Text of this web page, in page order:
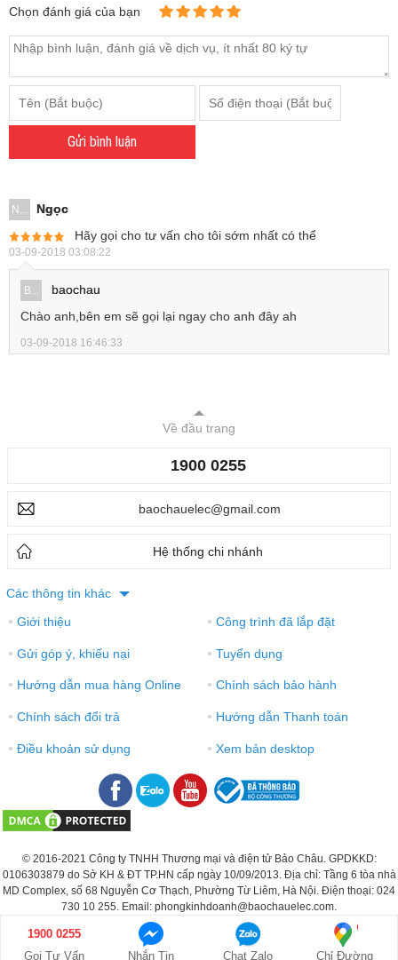
Chọn đánh giá của bạn
Gửi bình luận
N...
Ngọc
Hãy gọi cho tư vấn cho tôi sớm nhất có thể
03-09-2018 03:08:22
B...
baochau
Chào anh,bên em sẽ gọi lại ngay cho anh đây ah
03-09-2018 16:46:33
Về đầu trang
1900 0255
baochauelec@gmail.com
Hệ thống chi nhánh
Các thông tin khác
● Giới thiệu ● Công trình đã lắp đặt
● Gửi góp ý, khiếu nại ● Tuyển dụng
● Hướng dẫn mua hàng Online ● Chính sách bảo hành
● Chính sách đổi trả ● Hướng dẫn Thanh toán
● Điều khoản sử dụng ● Xem bản desktop
© 2016-2021 Công ty TNHH Thương mại và điện tử Bảo Châu. GPDKKD:
0106303879 do Sở KH & ĐT TP.HN cấp ngày 10/09/2013. Địa chỉ: Tầng 6 tòa nhà
MD Complex, số 68 Nguyễn Cơ Thạch, Phường Từ Liêm, Hà Nội. Điện thoại: 024
730 10 255. Email: phongkinhdoanh@baochauelec.com.
1900 0255
Gọi Tư Vấn
Nhắn Tin Chat Zalo Chỉ Đường